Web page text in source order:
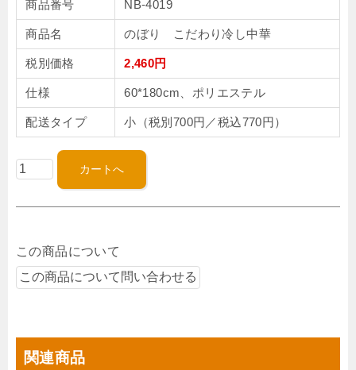
商品番号 NB-4019
商品名 のぼり こだわり冷し中華
税別価格 2,460円
仕様 60*180cm、ポリエステル
配送タイプ 小（税別700円／税込770円）
この商品について
関連商品